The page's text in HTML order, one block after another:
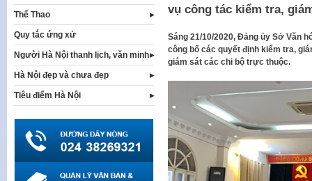
vụ công tác kiểm tra,
Sáng 21/10/2020, Đảng ủy Sở Văn
công bố các quyết định kiểm tra,
giám sát các chi bộ trực thuộc.
Thể Thao
Quy tắc ứng xử
Người Hà Nội thanh lịch, văn minh
Hà Nội đẹp và chưa đẹp
Tiêu điểm Hà Nội